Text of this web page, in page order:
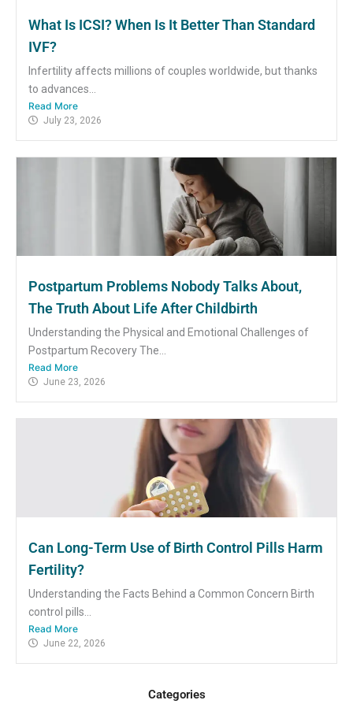
What Is ICSI? When Is It Better Than Standard
IVF?
Infertility affects millions of couples worldwide, but thanks
to advances...
Read More
July 23, 2026
Postpartum Problems Nobody Talks About,
The Truth About Life After Childbirth
Understanding the Physical and Emotional Challenges of
Postpartum Recovery The...
Read More
June 23, 2026
Can Long-Term Use of Birth Control Pills Harm
Fertility?
Understanding the Facts Behind a Common Concern Birth
control pills...
Read More
June 22, 2026
Categories